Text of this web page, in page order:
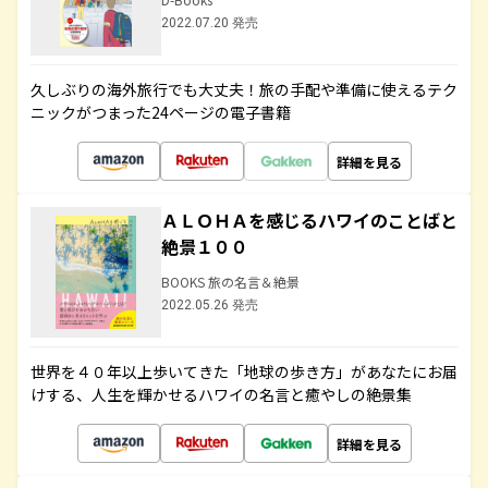
2022.07.20 発売
久しぶりの海外旅行でも大丈夫！旅の手配や準備に使えるテク
ニックがつまった24ページの電子書籍
詳細を見る
ＡＬＯＨＡを感じるハワイのことばと
絶景１００
BOOKS 旅の名言＆絶景
2022.05.26 発売
世界を４０年以上歩いてきた「地球の歩き方」があなたにお届
けする、人生を輝かせるハワイの名言と癒やしの絶景集
詳細を見る